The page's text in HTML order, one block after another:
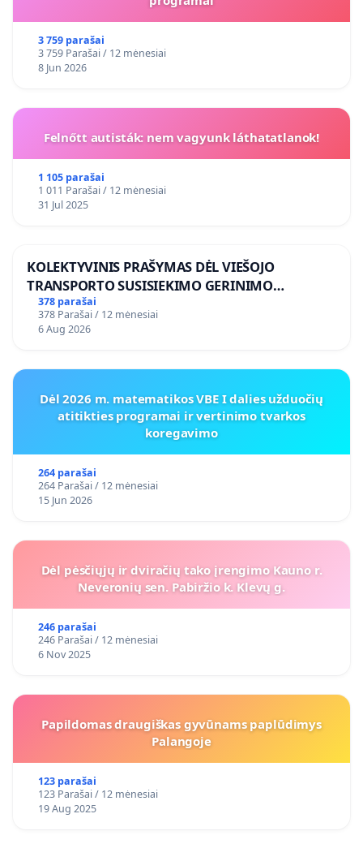
3 759 parašai
3 759 Parašai / 12 mėnesiai
8 Jun 2026
Felnőtt autisták: nem vagyunk láthatatlanok!
1 105 parašai
1 011 Parašai / 12 mėnesiai
31 Jul 2025
KOLEKTYVINIS PRAŠYMAS DĖL VIEŠOJO
TRANSPORTO SUSISIEKIMO GERINIMO
VOSYLIUKŲ KAIME
378 parašai
378 Parašai / 12 mėnesiai
6 Aug 2026
Dėl 2026 m. matematikos VBE I dalies užduočių
atitikties programai ir vertinimo tvarkos
koregavimo
264 parašai
264 Parašai / 12 mėnesiai
15 Jun 2026
Dėl pėsčiųjų ir dviračių tako įrengimo Kauno r.
Neveronių sen. Pabiržio k. Klevų g.
246 parašai
246 Parašai / 12 mėnesiai
6 Nov 2025
Papildomas draugiškas gyvūnams paplūdimys
Palangoje
123 parašai
123 Parašai / 12 mėnesiai
19 Aug 2025